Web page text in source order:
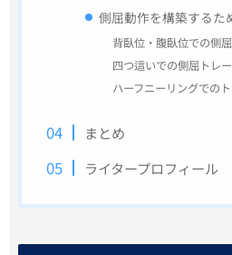
側屈動作を構築するた
背臥位・腹臥位での側
四つ這いでの側屈トレ
ハーフニーリングでの
まとめ
ライタープロフィール